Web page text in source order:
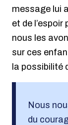
message lui
et de
nous les
sur ces
la possibilité
Nous
du